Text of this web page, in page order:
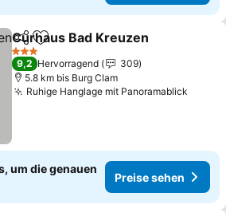
TeilenZu Favoriten hinzufügen
Curhaus Bad Kreuzen
3 Sterne
9,2 Hervorragend
309
5.8 km bis Burg Clam
Ruhige Hanglage mit Panoramablick
um die genauen
Preise sehen